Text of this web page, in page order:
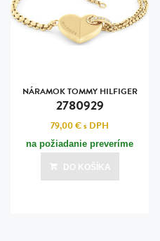
NÁRAMOK TOMMY HILFIGER
2780929
79,00 €s DPH
na požiadanie preveríme
DO KOŠÍKA